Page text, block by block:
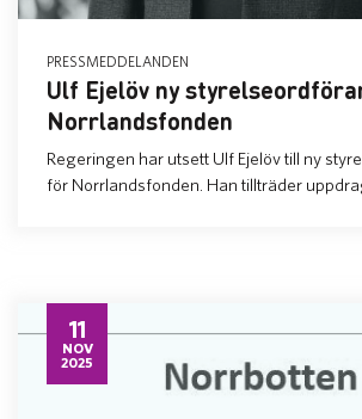
PRESSMEDDELANDEN
Ulf Ejelöv ny
Norrlandsfonden
Regeringen har utsett Ulf Ejelöv till ny
för Norrlandsfonden. Han tillträder
11
NOV
2025